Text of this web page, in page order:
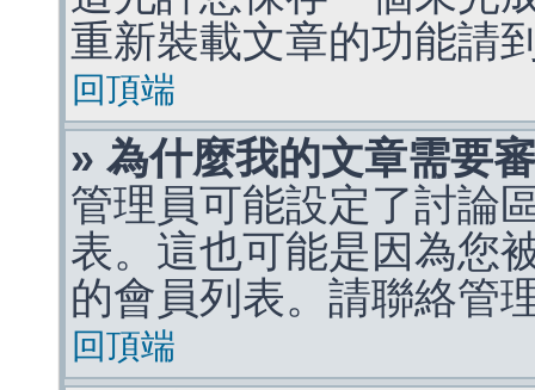
重新裝載文章的功能請
回頂端
» 為什麼我的文章需要
管理員可能設定了討論
表。這也可能是因為您
的會員列表。請聯絡管
回頂端